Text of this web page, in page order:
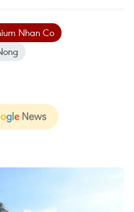
Nhan Co